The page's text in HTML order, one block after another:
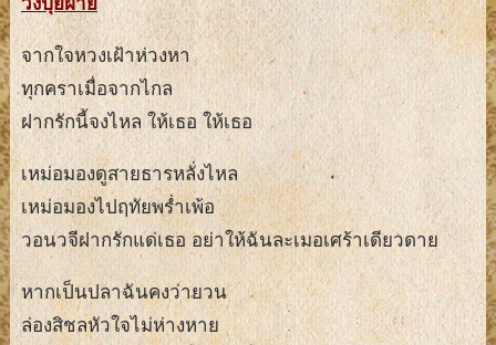
วงปุยฝ้าย
จากใจหวงเฝ้าห่วงหา
ทุกคราเมื่อจากไกล
ฝากรักนี้จงไหล ให้เธอ ให้เธอ
เหม่อมองดูสายธารหลั่งไหล
เหม่อมองไปฤทัยพร่ำเพ้อ
วอนวจีฝากรักแด่เธอ อย่าให้ฉันละเมอเศร้าเดียวดาย
หากเป็นปลาฉันคงว่ายวน
ล่องสิชลหัวใจไม่ห่างหาย